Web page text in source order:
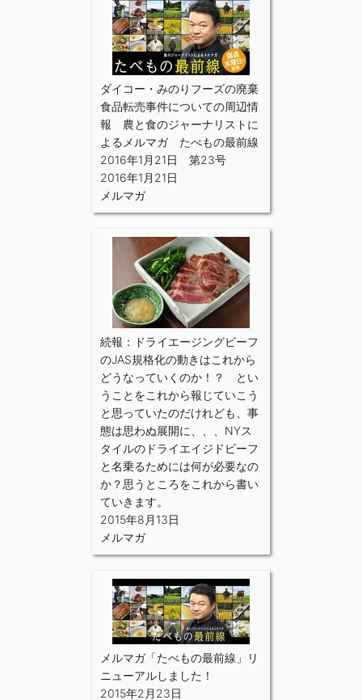
ダイコー・みのりフーズの廃棄
食品転売事件についての周辺情
報 農と食のジャーナリストに
よるメルマガ たべもの最前線
2016年1月21日 第23号
2016年1月21日
メルマガ
続報：ドライエージングビーフ
のJAS規格化の動きはこれから
どうなっていくのか！？ とい
うことをこれから報じていこう
と思っていたのだけれども、事
態は思わぬ展開に、、、NYス
タイルのドライエイジドビーフ
と名乗るためには何が必要なの
か？思うところをこれから書い
ていきます。
2015年8月13日
メルマガ
メルマガ「たべもの最前線」リ
ニューアルしました！
2015年2月23日